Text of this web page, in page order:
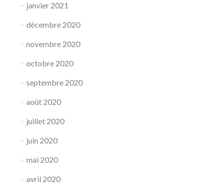
janvier 2021
décembre 2020
novembre 2020
octobre 2020
septembre 2020
août 2020
juillet 2020
juin 2020
mai 2020
avril 2020